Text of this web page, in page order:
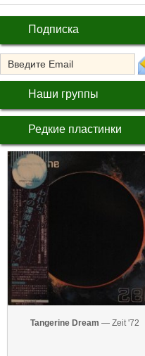
Подписка
Наши группы
Редкие пластинки
Tangerine Dream — Zeit '72